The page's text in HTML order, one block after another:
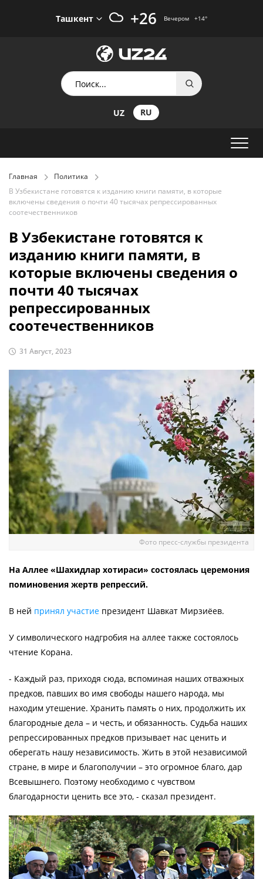
Ташкент +26 Вечером +14°
UZ RU
Главная
Политика
В Узбекистане готовятся к изданию книги памяти, в которые
включены сведения о почти 40 тысячах репрессированных
соотечественников
В Узбекистане готовятся к
изданию книги памяти, в
которые включены сведения о
почти 40 тысячах
репрессированных
соотечественников
31 Август, 2023
Фото пресс-службы президента
На Аллее «Шахидлар хотираси» состоялась церемония
поминовения жертв репрессий.
В ней принял участие президент Шавкат Мирзиёев.
У символического надгробия на аллее также состоялось
чтение Корана.
- Каждый раз, приходя сюда, вспоминая наших отважных
предков, павших во имя свободы нашего народа, мы
находим утешение. Хранить память о них, продолжить их
благородные дела – и честь, и обязанность. Судьба наших
репрессированных предков призывает нас ценить и
оберегать нашу независимость. Жить в этой независимой
стране, в мире и благополучии – это огромное благо, дар
Всевышнего. Поэтому необходимо с чувством
благодарности ценить все это, - сказал президент.